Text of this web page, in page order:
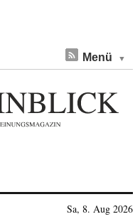
Menü
Sa, 8. Aug 2026